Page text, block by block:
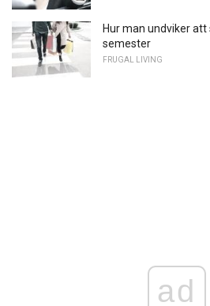
Hur man undviker
semester
FRUGAL LIVING
ad